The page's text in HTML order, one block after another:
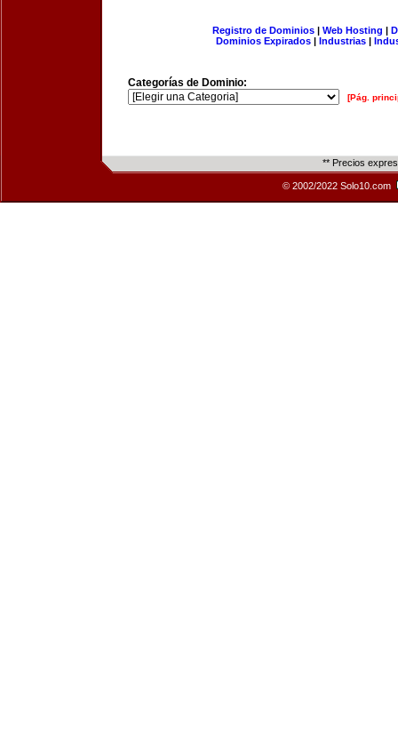
Registro de Dominios| Web Hosting |
Dominios Expirados | Industrias |
Categorías de Dominio:
[Pág.
** Precios
© 2002/2022 Solo10.com